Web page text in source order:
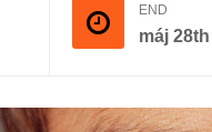
END
máj